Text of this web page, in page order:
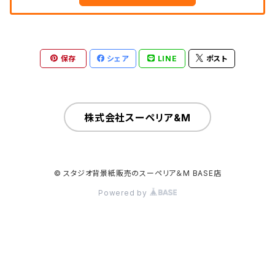
保存 シェア LINE ポスト
株式会社スーペリア&M
© スタジオ背景紙販売のスーペリア＆M BASE店
Powered by